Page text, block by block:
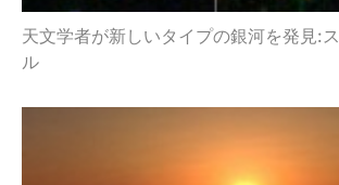
天文学者が新しいタイプの銀河を発見:
ル